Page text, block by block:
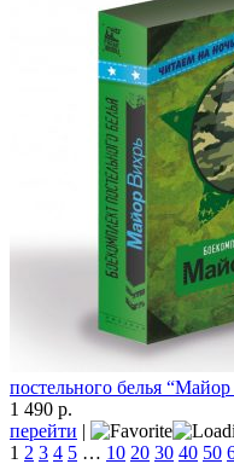
постельного белья
1 490 р.
перейти |
1 2 3 4 5 … 10 20 30 40 50